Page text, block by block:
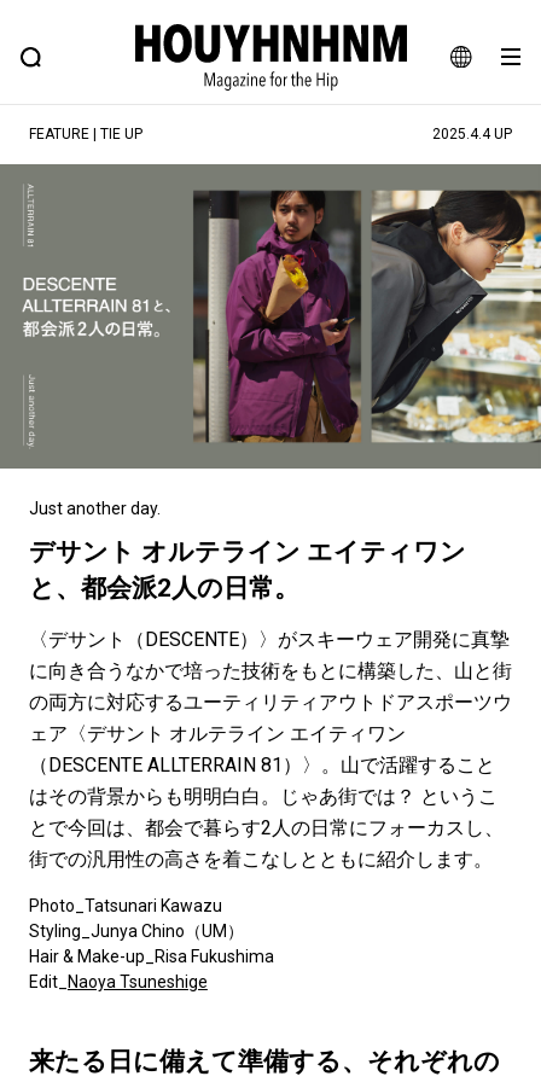
JA
EN
FEATURE BLOG SNAP
ヒップなファッション、カルチャー、ライフスタイルWEBマガジン
#SHOPPING ADDICT #憧れの逸品
#ESSENTIAL DESIGNS #古着サミット
#マイナーグッド図鑑
#MONTHLY JOURNAL
#フイナムのYouTube
#ととけん
#LIFESTYLE #SNEAKER #OUTDOOR
#SPORTS #HANDSOME HANDBOOK
FEATURE | TIE UP 2025.4.4 UP
Just another day.
デサント オルテライン エイティワン
と、都会派2人の日常。
〈デサント（DESCENTE）〉がスキーウェア開発に真摯
に向き合うなかで培った技術をもとに構築した、山と街
の両方に対応するユーティリティアウトドアスポーツウ
ェア〈デサント オルテライン エイティワン
（DESCENTE ALLTERRAIN 81）〉。山で活躍すること
はその背景からも明明白白。じゃあ街では？ というこ
とで今回は、都会で暮らす2人の日常にフォーカスし、
街での汎用性の高さを着こなしとともに紹介します。
Photo_Tatsunari Kawazu
Styling_Junya Chino（UM）
Hair & Make-up_Risa Fukushima
Edit_ Naoya Tsuneshige
来たる日に備えて準備する、それぞれの